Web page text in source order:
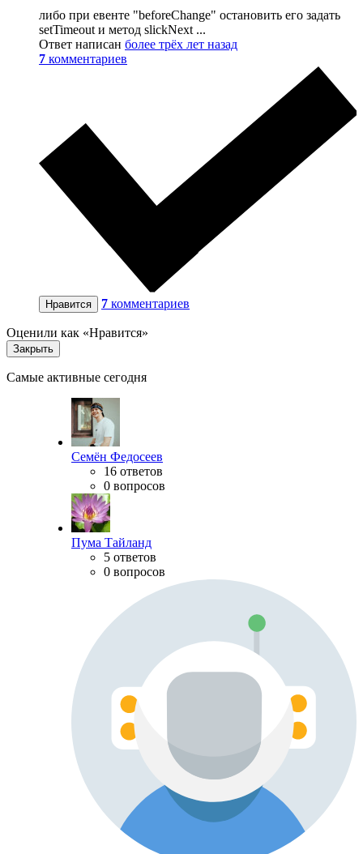
либо при евенте "beforeChange" остановить его задать
setTimeout и метод slickNext ...
Ответ написан более трёх лет назад
7 комментариев
Нравится 7 комментариев
Оценили как «Нравится»
Закрыть
Самые активные сегодня
Семён Федосеев
16 ответов
0 вопросов
Пума Тайланд
5 ответов
0 вопросов